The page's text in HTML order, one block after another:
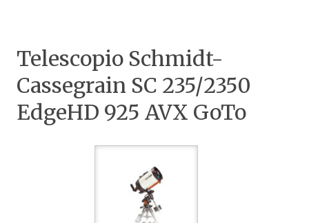
Telescopio Schmidt-
Cassegrain SC 235/2350
EdgeHD 925 AVX GoTo